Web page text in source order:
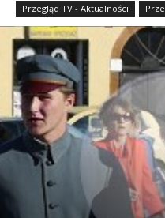
Przegląd TV - Aktualności